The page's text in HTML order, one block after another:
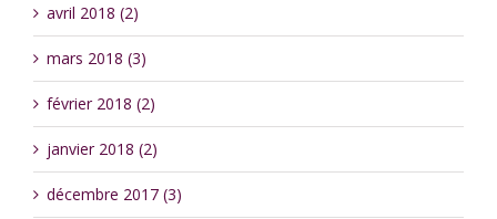
avril 2018 (2)
mars 2018 (3)
février 2018 (2)
janvier 2018 (2)
décembre 2017 (3)